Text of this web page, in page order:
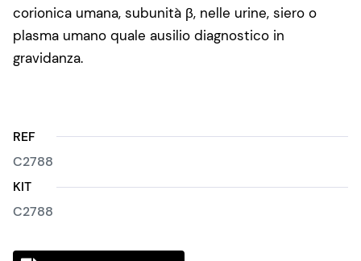
corionica umana, subunità β, nelle urine, siero o
plasma umano quale ausilio diagnostico in
gravidanza.
REF
C2788
KIT
C2788